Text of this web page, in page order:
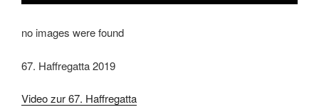
no images were found
67. Haffregatta 2019
Video zur 67. Haffregatta